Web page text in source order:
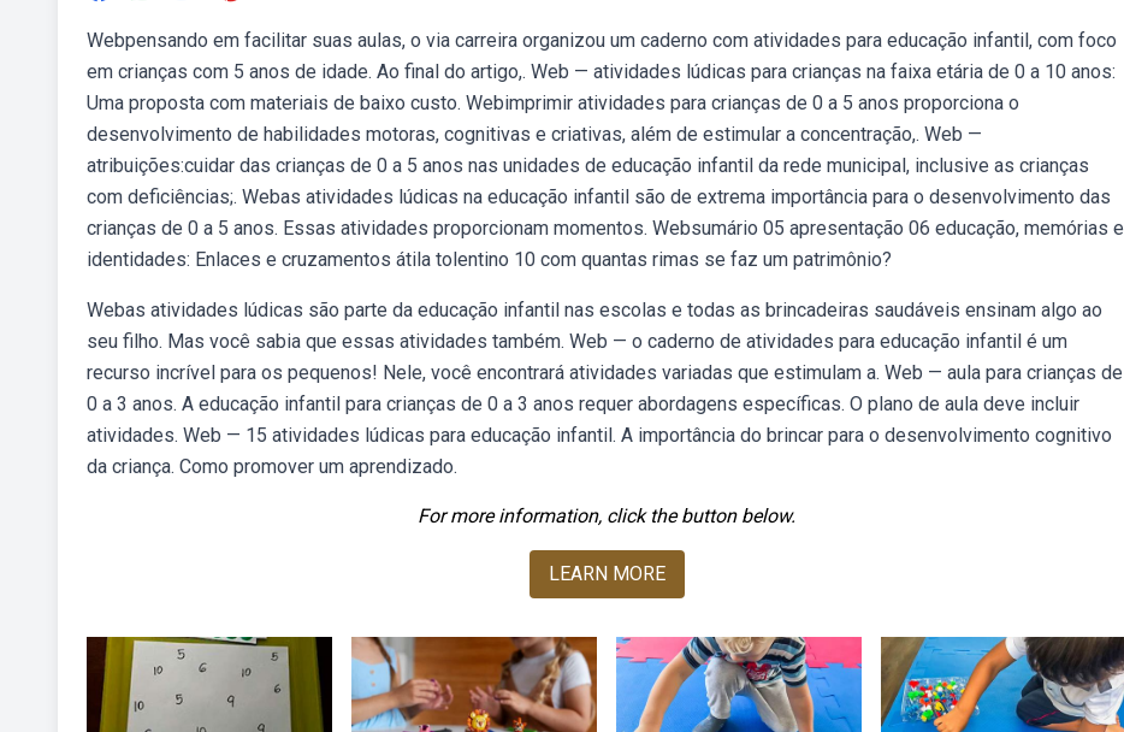
Webpensando em facilitar suas aulas, o via carreira organizou um caderno com atividades para educação infantil, com foco
em crianças com 5 anos de idade. Ao final do artigo,. Web — atividades lúdicas para crianças na faixa etária de 0 a 10 anos:
Uma proposta com materiais de baixo custo. Webimprimir atividades para crianças de 0 a 5 anos proporciona o
desenvolvimento de habilidades motoras, cognitivas e criativas, além de estimular a concentração,. Web —
atribuições:cuidar das crianças de 0 a 5 anos nas unidades de educação infantil da rede municipal, inclusive as crianças
com deficiências;. Webas atividades lúdicas na educação infantil são de extrema importância para o desenvolvimento das
crianças de 0 a 5 anos. Essas atividades proporcionam momentos. Websumário 05 apresentação 06 educação, memórias e
identidades: Enlaces e cruzamentos átila tolentino 10 com quantas rimas se faz um patrimônio?
Webas atividades lúdicas são parte da educação infantil nas escolas e todas as brincadeiras saudáveis ensinam algo ao
seu filho. Mas você sabia que essas atividades também. Web — o caderno de atividades para educação infantil é um
recurso incrível para os pequenos! Nele, você encontrará atividades variadas que estimulam a. Web — aula para crianças de
0 a 3 anos. A educação infantil para crianças de 0 a 3 anos requer abordagens específicas. O plano de aula deve incluir
atividades. Web — 15 atividades lúdicas para educação infantil. A importância do brincar para o desenvolvimento cognitivo
da criança. Como promover um aprendizado.
For more information, click the button below.
LEARN MORE